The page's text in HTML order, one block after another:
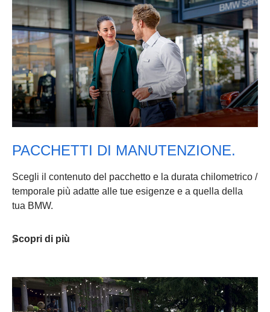
PACCHETTI DI MANUTENZIONE.
Scegli il contenuto del pacchetto e la durata chilometrico /
temporale più adatte alle tue esigenze e a quella della
tua BMW.
Scopri di più